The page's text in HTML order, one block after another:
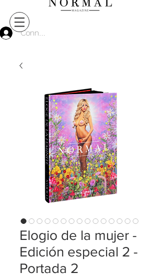
Connect
Elogio de la mujer -
Edición especial 2 -
Portada 2